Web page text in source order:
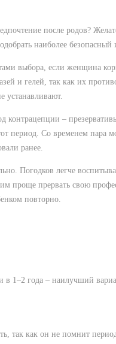
после родов?
наиболее
выбора, если женщина
и гелей, так как их
устанавливают.
контрацепции –
период. Со временем пара
ранее.
Погодков легче
проще прервать свою
повторно.
1–2 года – наилучший
так как он не помнит